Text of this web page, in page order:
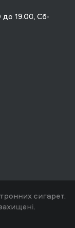
19.00, Сб-
сигарет.